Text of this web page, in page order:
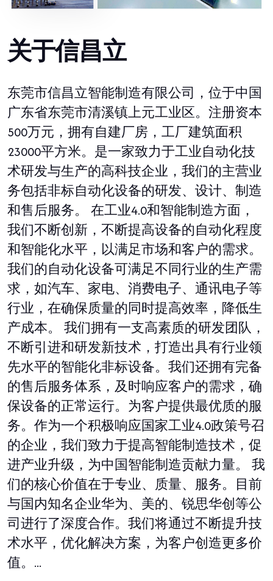
关于信昌立
东莞市信昌立智能制造有限公司，位于中国
广东省东莞市清溪镇上元工业区。注册资本
500万元，拥有自建厂房，工厂建筑面积
23000平方米。是一家致力于工业自动化技
术研发与生产的高科技企业，我们的主营业
务包括非标自动化设备的研发、设计、制造
和售后服务。 在工业4.0和智能制造方面，
我们不断创新，不断提高设备的自动化程度
和智能化水平，以满足市场和客户的需求。
我们的自动化设备可满足不同行业的生产需
求，如汽车、家电、消费电子、通讯电子等
行业，在确保质量的同时提高效率，降低生
产成本。 我们拥有一支高素质的研发团队，
不断引进和研发新技术，打造出具有行业领
先水平的智能化非标设备。我们还拥有完备
的售后服务体系，及时响应客户的需求，确
保设备的正常运行。为客户提供最优质的服
务。作为一个积极响应国家工业4.0政策号召
的企业，我们致力于提高智能制造技术，促
进产业升级，为中国智能制造贡献力量。 我
们的核心价值在于专业、质量、服务。目前
与国内知名企业华为、美的、锐思华创等公
司进行了深度合作。我们将通过不断提升技
术水平，优化解决方案，为客户创造更多价
值。...